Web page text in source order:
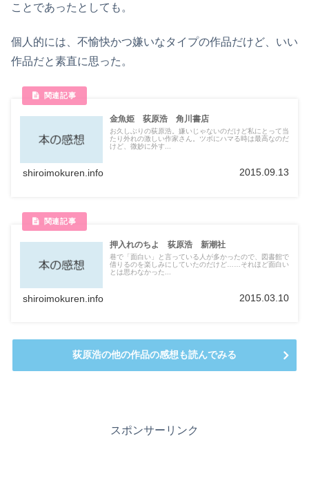
ことであったとしても。
個人的には、不愉快かつ嫌いなタイプの作品だけど、いい
作品だと素直に思った。
金魚姫 荻原浩 角川書店
お久しぶりの荻原浩。嫌いじゃないのだけど私にとって当
たり外れの激しい作家さん。ツボにハマる時は最高なのだ
けど、微妙に外す...
shiroimokuren.info 2015.09.13
押入れのちよ 荻原浩 新潮社
巷で「面白い」と言っている人が多かったので、図書館で
借りるのを楽しみにしていたのだけど……それほど面白い
とは思わなかった...
shiroimokuren.info 2015.03.10
荻原浩の他の作品の感想も読んでみる
スポンサーリンク